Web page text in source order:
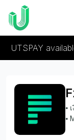
UTSPAY
⦁
⦁